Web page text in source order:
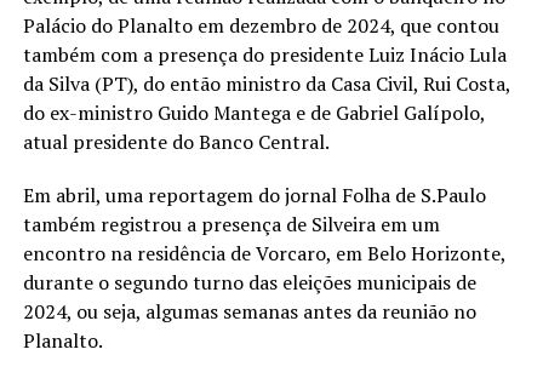
Palácio do Planalto em dezembro de 2024, que contou
também com a presença do presidente Luiz Inácio Lula
da Silva (PT), do então ministro da Casa Civil, Rui Costa,
do ex-ministro Guido Mantega e de Gabriel Galípolo,
atual presidente do Banco Central.
Em abril, uma reportagem do jornal Folha de S.Paulo
também registrou a presença de Silveira em um
encontro na residência de Vorcaro, em Belo Horizonte,
durante o segundo turno das eleições municipais de
2024, ou seja, algumas semanas antes da reunião no
Planalto.